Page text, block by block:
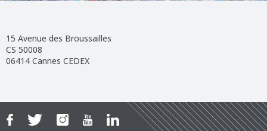
15 Avenue des Broussailles
CS 50008
06414 Cannes CEDEX